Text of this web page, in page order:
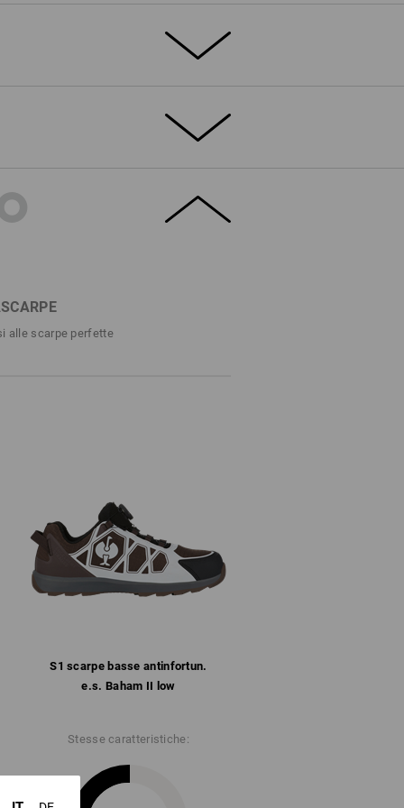
su un terreno dissestato. Con il
di SR, le Nakuru traspiranti sfidano
® Fit non solo dona alle scarpe un
Bike
in microfibra sul tallone
struttura chiusa della linguetta
ed estraibile
ai sensi di SR, antistatica, resistente
a circa 130 °C
assicura una calzabilità precisa,
sviluppato per una performance senza
alle scarpe perfette
S1 scarpe basse antinfortun.
e.s. Baham II low
Stesse caratteristiche: